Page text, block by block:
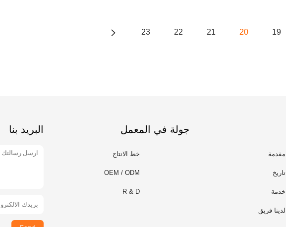
19
20
21
22
23
مقدمة
تاريخ
خدمة
لدينا فريق
جولة في المعمل
خط الانتاج
OEM / ODM
R & D
البريد بنا